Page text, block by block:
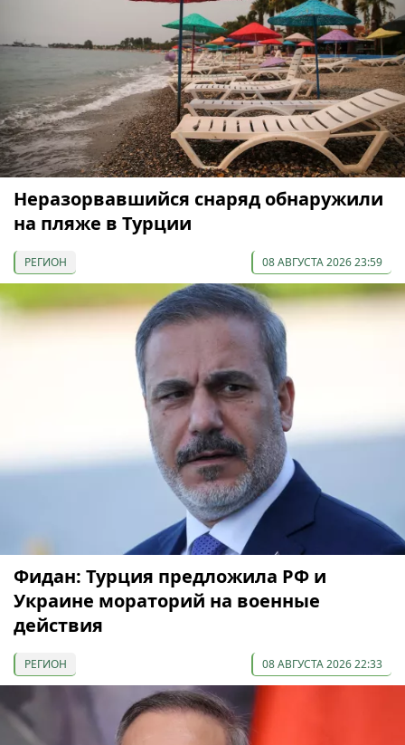
Неразорвавшийся снаряд обнаружили
на пляже в Турции
РЕГИОН 08 АВГУСТА 2026 23:59
Фидан: Турция предложила РФ и
Украине мораторий на военные
действия
РЕГИОН 08 АВГУСТА 2026 22:33